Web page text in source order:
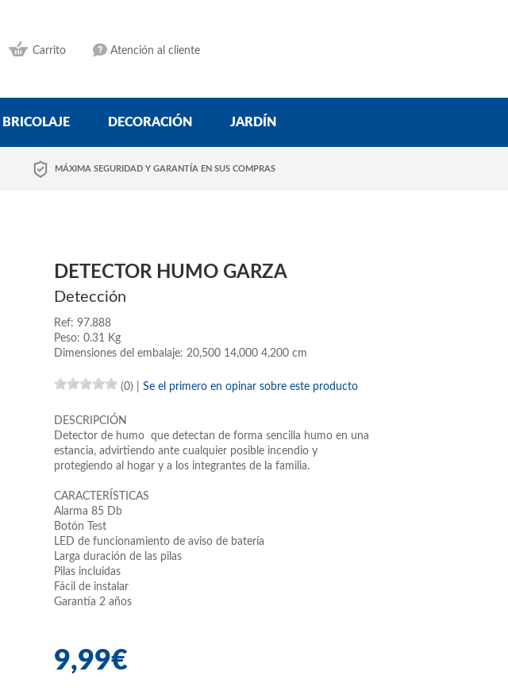
Carrito Atención al cliente
BRICOLAJE DECORACIÓN JARDÍN
MÁXIMA SEGURIDAD Y GARANTÍA EN SUS COMPRAS
DETECTOR HUMO GARZA
Detección
Ref: 97.888
Peso: 0.31 Kg
Dimensiones del embalaje: 20,500 14,000 4,200 cm
(0) Se el primero en opinar sobre este producto
DESCRIPCIÓN
Detector de humo que detectan de forma sencilla humo en una
estancia, advirtiendo ante cualquier posible incendio y
protegiendo al hogar y a los integrantes de la familia.
CARACTERÍSTICAS
Alarma 85 Db
Botón Test
LED de funcionamiento de aviso de batería
Larga duración de las pilas
Pilas incluidas
Fácil de instalar
Garantía 2 años
9,99€